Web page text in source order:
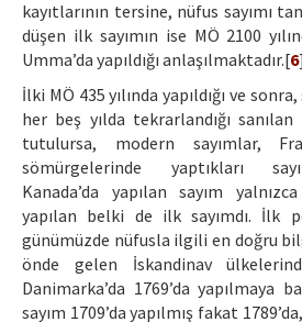
kayıtlarının tersine, nüfus sayımı
düşen ilk sayımın ise MÖ 2100
Umma’da yapıldığı anlaşılmaktadır.[6]
İlki MÖ 435 yılında yapıldığı ve
her beş yılda tekrarlandığı
tutulursa, modern sayımlar,
sömürgelerinde yaptıkları
Kanada’da yapılan sayım
yapılan belki de ilk sayımdı. İlk
günümüzde nüfusla ilgili en doğru
önde gelen İskandinav
Danimarka’da 1769’da yapılmaya
sayım 1709’da yapılmış fakat